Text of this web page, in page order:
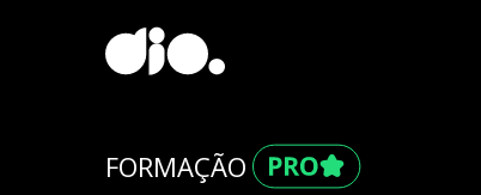
FORMAÇÃO